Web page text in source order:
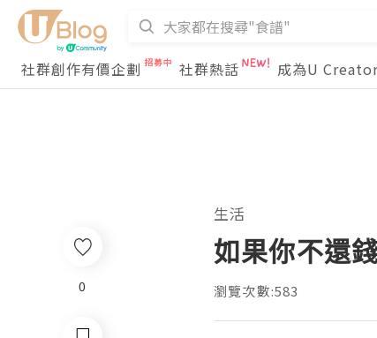
社群創作有價企劃 社群熱話 成為U
生活
如果你不還
瀏覽次數:583
0